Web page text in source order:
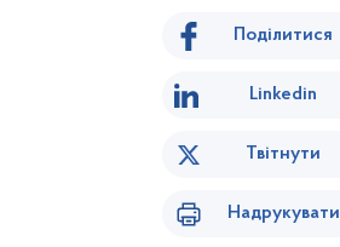
Поділитися
Linkedin
Твітнути
Надрукувати